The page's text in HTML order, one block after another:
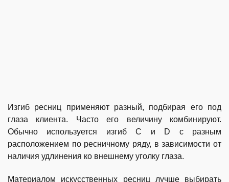
Изгиб ресниц применяют разный, подбирая его под
глаза клиента. Часто его величину комбинируют.
Обычно используется изгиб C и D с разным
расположением по ресничному ряду, в зависимости от
наличия удлинения ко внешнему уголку глаза.
Материалом искусственных ресниц лучше выбирать